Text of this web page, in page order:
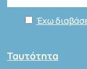
Έχω
Ταυτότητα